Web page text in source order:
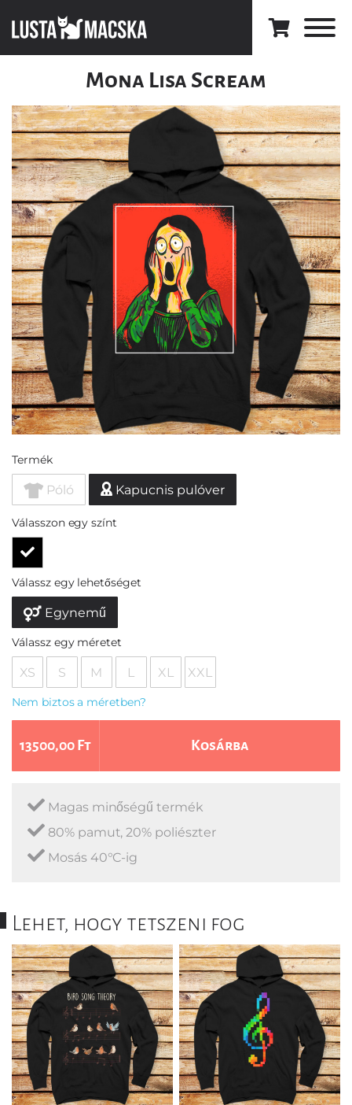
Mona Lisa Scream
Termék
Póló Kapucnis pulóver
Válasszon egy színt
Válassz egy lehetőséget
Egynemű
Válassz egy méretet
XS S M L XL XXL
Nem biztos a méretben?
13500,00 Ft Kosárba
Magas minőségű termék
80% pamut, 20% poliészter
Mosás 40°C-ig
Lehet, hogy tetszeni fog